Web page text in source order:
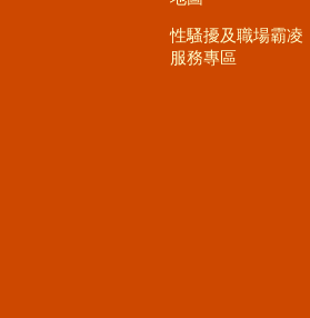
性騷擾及職場霸凌
服務專區